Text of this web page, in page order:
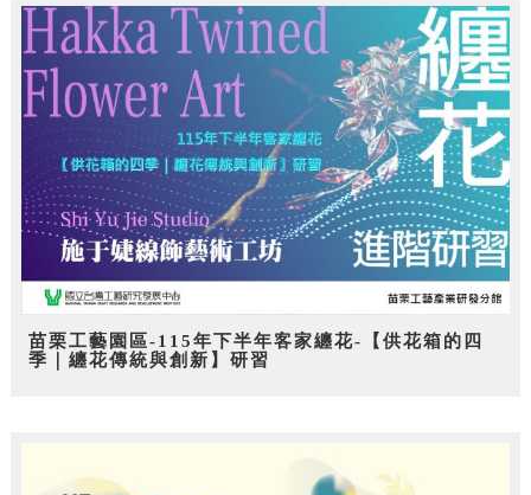
苗栗工藝園區-115年下半年客家纏花-【供花箱的四
季｜纏花傳統與創新】研習